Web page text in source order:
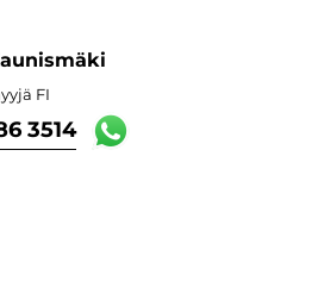
FI
3514